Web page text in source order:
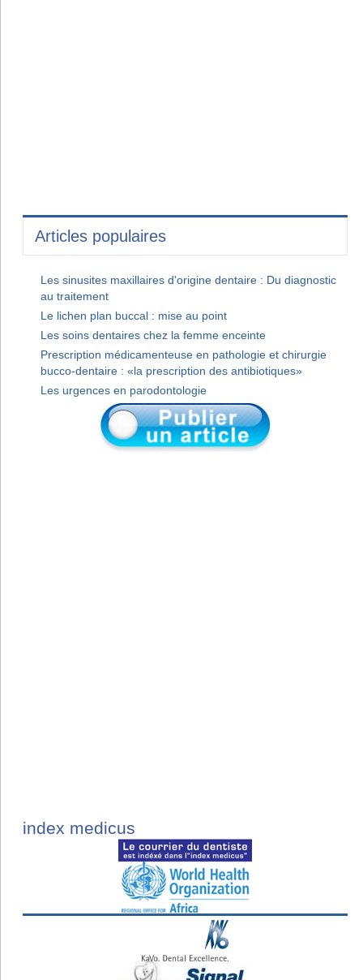
Articles populaires
Les sinusites maxillaires d'origine dentaire : Du diagnostic
au traitement
Le lichen plan buccal : mise au point
Les soins dentaires chez la femme enceinte
Prescription médicamenteuse en pathologie et chirurgie
bucco-dentaire : «la prescription des antibiotiques»
Les urgences en parodontologie
index medicus